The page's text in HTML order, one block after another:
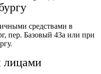
средствами в
пер. Базовый 43а или при
лицами